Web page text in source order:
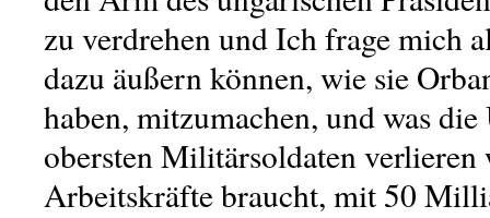
zu verdrehen und Ich frage mich
dazu äußern können, wie sie
haben, mitzumachen, und was
obersten Militärsoldaten
Arbeitskräfte braucht, mit 50